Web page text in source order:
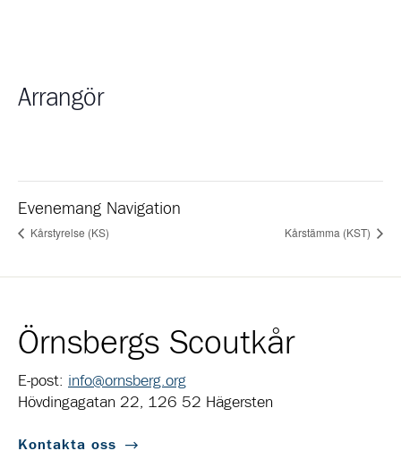
Arrangör
Evenemang Navigation
Kårstyrelse (KS) Kårstämma (KST)
Örnsbergs Scoutkår
E-post: info@ornsberg.org
Hövdingagatan 22, 126 52 Hägersten
Kontakta oss